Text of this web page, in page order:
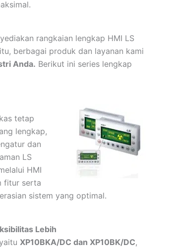
rangkaian lengkap HMI LS
berbagai produk dan layanan kami
Anda. Berikut ini series lengkap
tetap
lengkap,
dan
LS
HMI
fitur serta
sistem yang optimal.
Lebih
XP10BKA/DC dan XP10BK/DC,